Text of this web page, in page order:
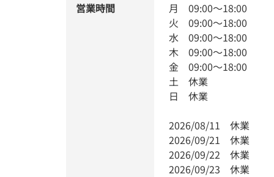
営業時間 月 09:00～18:00
火 09:00～18:00
水 09:00～18:00
木 09:00～18:00
金 09:00～18:00
土 休業
日 休業
2026/08/11 休業
2026/09/21 休業
2026/09/22 休業
2026/09/23 休業